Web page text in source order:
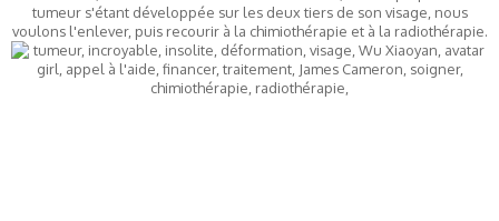
tumeur s'étant développée sur les deux tiers de son visage, nous
voulons l'enlever, puis recourir à la chimiothérapie et à la radiothérapie.